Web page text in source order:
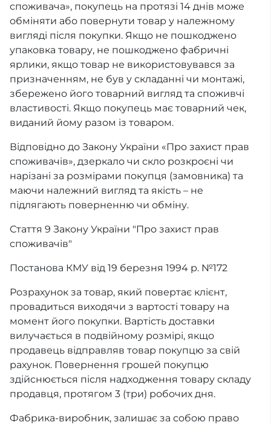
споживача», покупець на протязі 14 днів може
обміняти або повернути товар у належному
вигляді після покупки. Якщо не пошкоджено
упаковка товару, не пошкоджено фабричні
ярлики, якщо товар не використовувався за
призначенням, не був у складанні чи монтажі,
збережено його товарний вигляд та споживчі
властивості. Якщо покупець має товарний чек,
виданий йому разом із товаром.
Відповідно до Закону України «Про захист прав
споживачів», дзеркало чи скло розкроєні чи
нарізані за розмірами покупця (замовника) та
маючи належний вигляд та якість – не
підлягають поверненню чи обміну.
Стаття 9 Закону України "Про захист прав
споживачів"
Постанова КМУ від 19 березня 1994 р. №172
Розрахунок за товар, який повертає клієнт,
провадиться виходячи з вартості товару на
момент його покупки. Вартість доставки
вилучається в подвійному розмірі, якщо
продавець відправляв товар покупцю за свій
рахунок. Повернення грошей покупцю
здійснюється після надходження товару складу
продавця, протягом 3 (три) робочих дня.
Фабрика-виробник, залишає за собою право